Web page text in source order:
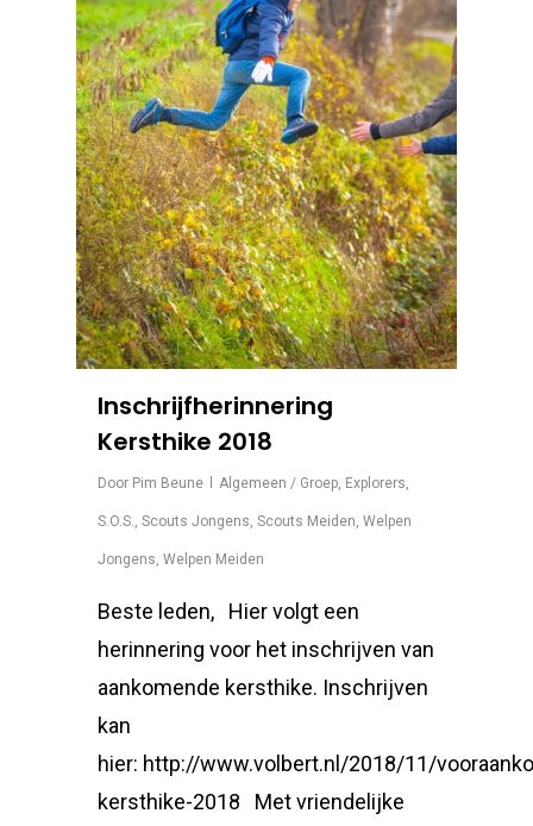
Inschrijfherinnering
Kersthike 2018
Door Pim Beune Algemeen / Groep, Explorers,
S.O.S., Scouts Jongens, Scouts Meiden, Welpen
Jongens, Welpen Meiden
Beste leden, Hier volgt een
herinnering voor het inschrijven van
aankomende kersthike. Inschrijven
kan
hier: http://www.volbert.nl/2018/11/
kersthike-2018 Met vriendelijke